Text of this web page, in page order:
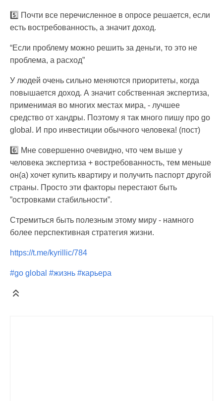
5️⃣ Почти все перечисленное в опросе решается, если
есть востребованность, а значит доход.
“Если проблему можно решить за деньги, то это не
проблема, а расход”
У людей очень сильно меняются приоритеты, когда
повышается доход. А значит собственная экспертиза,
применимая во многих местах мира, - лучшее
средство от хандры. Поэтому я так много пишу про go
global. И про инвестиции обычного человека! (пост)
6️⃣ Мне совершенно очевидно, что чем выше у
человека экспертиза + востребованность, тем меньше
он(а) хочет купить квартиру и получить паспорт другой
страны. Просто эти факторы перестают быть
”островками стабильности”.
Стремиться быть полезным этому миру - намного
более перспективная стратегия жизни.
https://t.me/kyrillic/784
#go global #жизнь #карьера